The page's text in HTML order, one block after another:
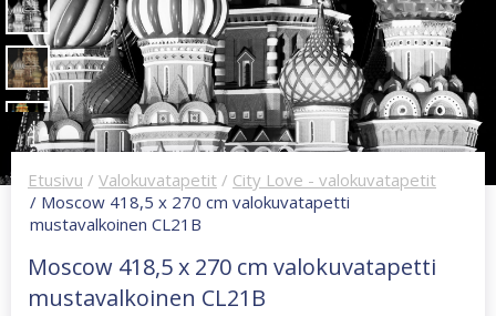
Etusivu / Valokuvatapetit / City Love - valokuvatapetit
/ Moscow 418,5 x 270 cm valokuvatapetti
mustavalkoinen CL21B
Moscow 418,5 x 270 cm valokuvatapetti
mustavalkoinen CL21B